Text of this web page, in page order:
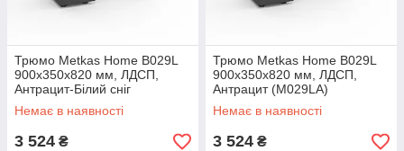
Трюмо Metkas Home B029L
900х350х820 мм, ЛДСП,
Антрацит-Білий сніг
(M029LAW)
Немає в наявності
3 524 ₴
Трюмо Metkas Home B029L
900х350х820 мм, ЛДСП,
Антрацит (M029LA)
Немає в наявності
3 524 ₴